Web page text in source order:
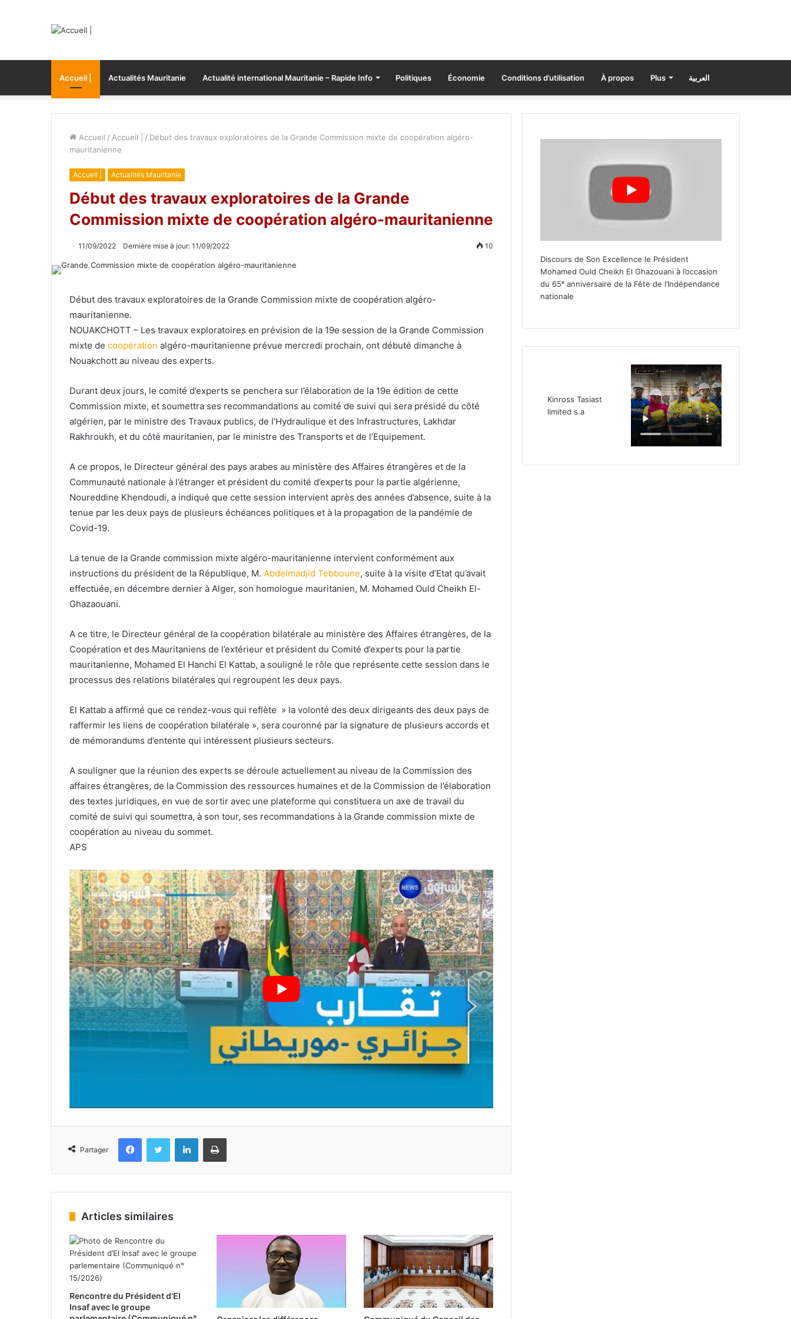
Accueil | Actualités Mauritanie Actualité international Mauritanie – Rapide Info Politiques Économie Conditions d’utilisation À propos Plus العربية
Accueil / Accueil | / Début des travaux exploratoires de la Grande Commission mixte de coopération algéro-
mauritanienne
Accueil | Actualités Mauritanie
Début des travaux exploratoires de la Grande
Commission mixte de coopération algéro-mauritanienne
11/09/2022 Dernière mise à jour: 11/09/2022 10
Début des travaux exploratoires de la Grande Commission mixte de coopération algéro-
mauritanienne.
NOUAKCHOTT – Les travaux exploratoires en prévision de la 19e session de la Grande Commission
mixte de coopération algéro-mauritanienne prévue mercredi prochain, ont débuté dimanche à
Nouakchott au niveau des experts.
Durant deux jours, le comité d’experts se penchera sur l’élaboration de la 19e édition de cette
Commission mixte, et soumettra ses recommandations au comité de suivi qui sera présidé du côté
algérien, par le ministre des Travaux publics, de l’Hydraulique et des Infrastructures, Lakhdar
Rakhroukh, et du côté mauritanien, par le ministre des Transports et de l’Equipement.
A ce propos, le Directeur général des pays arabes au ministère des Affaires étrangères et de la
Communauté nationale à l’étranger et président du comité d’experts pour la partie algérienne,
Noureddine Khendoudi, a indiqué que cette session intervient après des années d’absence, suite à la
tenue par les deux pays de plusieurs échéances politiques et à la propagation de la pandémie de
Covid-19.
La tenue de la Grande commission mixte algéro-mauritanienne intervient conformément aux
instructions du président de la République, M. Abdelmadjid Tebboune, suite à la visite d’Etat qu’avait
effectuée, en décembre dernier à Alger, son homologue mauritanien, M. Mohamed Ould Cheikh El-
Ghazaouani.
A ce titre, le Directeur général de la coopération bilatérale au ministère des Affaires étrangères, de la
Coopération et des Mauritaniens de l’extérieur et président du Comité d’experts pour la partie
mauritanienne, Mohamed El Hanchi El Kattab, a souligné le rôle que représente cette session dans le
processus des relations bilatérales qui regroupent les deux pays.
El Kattab a affirmé que ce rendez-vous qui reflète » la volonté des deux dirigeants des deux pays de
raffermir les liens de coopération bilatérale », sera couronné par la signature de plusieurs accords et
de mémorandums d’entente qui intéressent plusieurs secteurs.
A souligner que la réunion des experts se déroule actuellement au niveau de la Commission des
affaires étrangères, de la Commission des ressources humaines et de la Commission de l’élaboration
des textes juridiques, en vue de sortir avec une plateforme qui constituera un axe de travail du
comité de suivi qui soumettra, à son tour, ses recommandations à la Grande commission mixte de
coopération au niveau du sommet.
APS
Partager
FacebookTwitter LinkedinImprimer
Articles similaires
Rencontre du Président d’El
Insaf avec le groupe
Discours de Son Excellence le Président
Mohamed Ould Cheikh El Ghazouani à l’occasion
du 65ᵉ anniversaire de la Fête de l’Indépendance
nationale
Kinross Tasiast
limited s.a